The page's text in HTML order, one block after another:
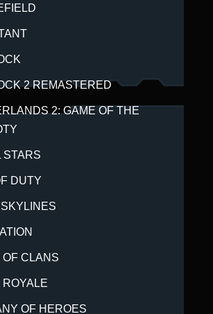
2 REMASTERED
2: GAME OF THE
STARS
DUTY
CLANS
OF HEROES